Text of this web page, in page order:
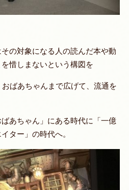
の対象になる人の読んだ本や動
惜しまないという構図を
ばあちゃんまで広げて、流通を
ばあちゃん」にある時代に「一億
ター」の時代へ。